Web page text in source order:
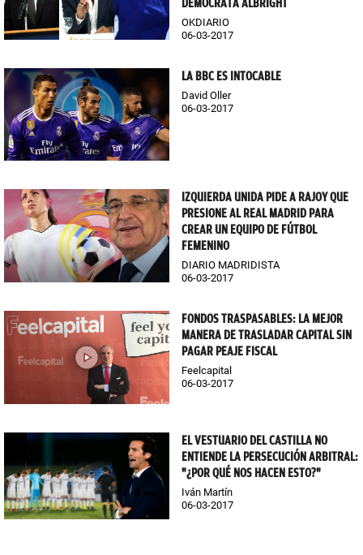
DEMÓCRATA ALBRIGHT
OKDIARIO
06-03-2017
LA BBC ES INTOCABLE
David Oller
06-03-2017
IZQUIERDA UNIDA PIDE A RAJOY QUE
PRESIONE AL REAL MADRID PARA
CREAR UN EQUIPO DE FÚTBOL
FEMENINO
DIARIO MADRIDISTA
06-03-2017
FONDOS TRASPASABLES: LA MEJOR
MANERA DE TRASLADAR CAPITAL SIN
PAGAR PEAJE FISCAL
Feelcapital
06-03-2017
EL VESTUARIO DEL CASTILLA NO
ENTIENDE LA PERSECUCIÓN ARBITRAL:
"¿POR QUÉ NOS HACEN ESTO?"
Iván Martín
06-03-2017